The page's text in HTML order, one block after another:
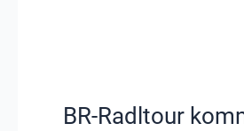
BR-Radltour